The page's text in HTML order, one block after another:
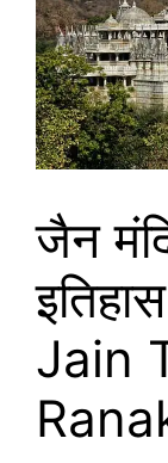
जैन
Jain